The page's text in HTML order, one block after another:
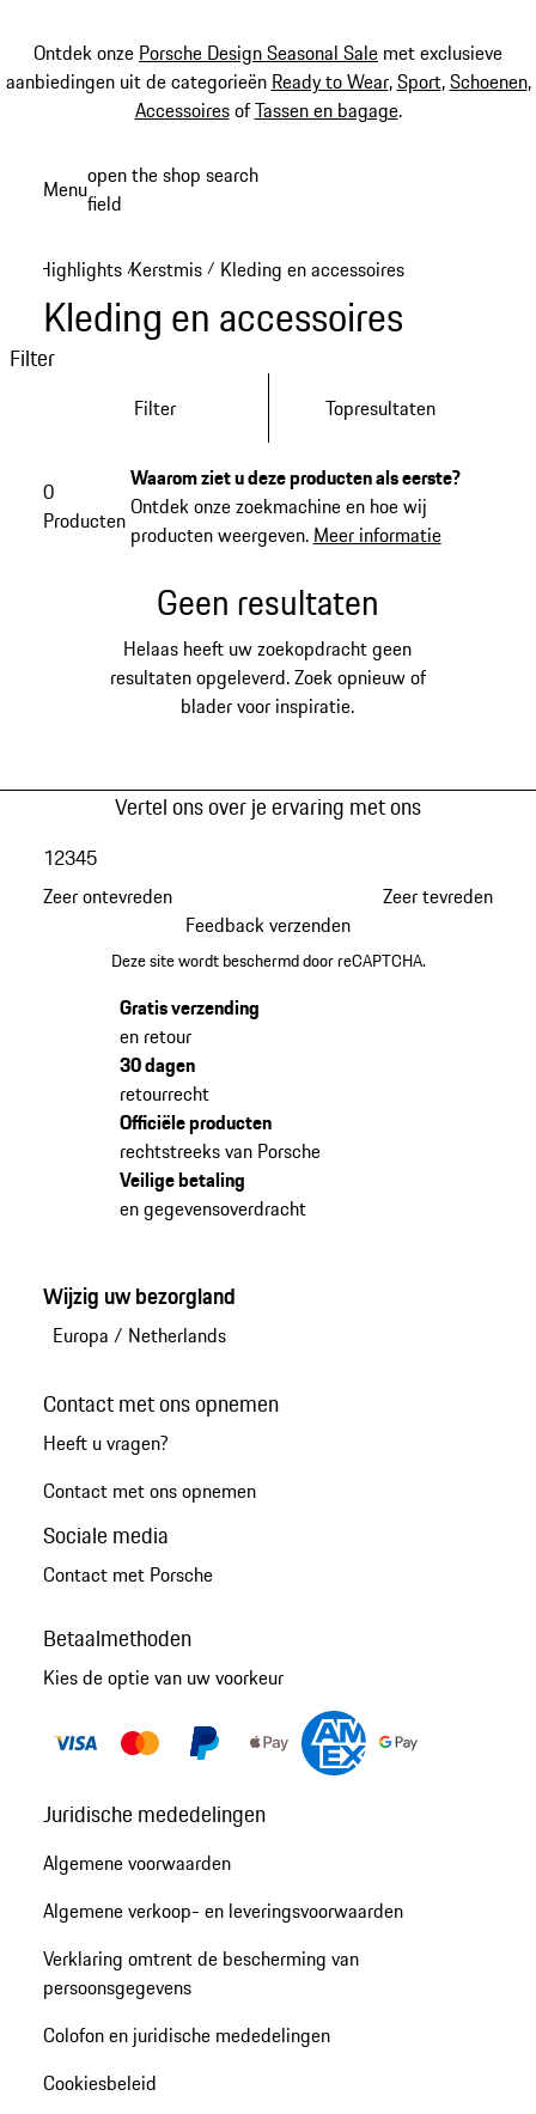
Ontdek onze Porsche Design Seasonal Sale met exclusieve
aanbiedingen uit de categorieën Ready to Wear,Sport,Schoenen,
AccessoiresofTassen en bagage.
Menuopen the shop search
field
Highlights /Kerstmis / Kleding en accessoires
Kleding en accessoires
Filter
Filter Topresultaten
0
Producten
Waarom ziet u deze producten als eerste?
Ontdek onze zoekmachine en hoe wij
producten weergeven. Meer informatie
Geen resultaten
Helaas heeft uw zoekopdracht geen
resultaten opgeleverd. Zoek opnieuw of
blader voor inspiratie.
Vertel ons over je ervaring met ons
Zeer ontevreden
12345
Zeer tevreden
Feedback verzenden
Deze site wordt beschermd door reCAPTCHA.
Gratis verzending
en retour
30 dagen
retourrecht
Officiële producten
rechtstreeks van Porsche
Veilige betaling
en gegevensoverdracht
Wijzig uw bezorgland
Europa / Netherlands
Contact met ons opnemen
Heeft u vragen?
Contact met ons opnemen
Sociale media
Contact met Porsche
Betaalmethoden
Kies de optie van uw voorkeur
Juridische mededelingen
Algemene voorwaarden
Algemene verkoop- en leveringsvoorwaarden
Verklaring omtrent de bescherming van
persoonsgegevens
Colofon en juridische mededelingen
Cookiesbeleid